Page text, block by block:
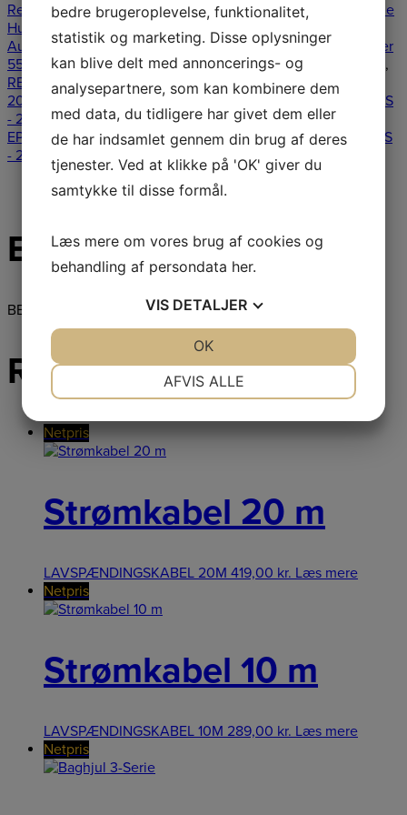
Reservedele Husqvarna Automower 550 - 2018
Reservedele
Husqvarna Automower 550 - 2019
Reservedele Husqvarna
Automower 550 - 2020 ,Reservedele Husqvarna Automower
550 - 2021,Reservedele Husqvarna Automower 550 - 2022 ,
RESERVEDELE HUSQVARNA AUTOMOWER 550 EPOS -
2021
RESERVEDELE HUSQVARNA AUTOMOWER 550 EPOS
- 2022
,RESERVEDELE HUSQVARNA AUTOMOWER 550
EPOS - 2023, Reservedele Husqvarna Automower 550 EPOS
- 2024
Tags: Bælg , reservedel
Beskrivelse
Beskrivelse
BELLOWS
Relaterede varer
Netpris
Strømkabel 20 m
LAVSPÆNDINGSKABEL 20M 419,00 kr. Læs mere
Netpris
Strømkabel 10 m
LAVSPÆNDINGSKABEL 10M 289,00 kr. Læs mere
Netpris
bedre brugeroplevelse, funktionalitet,
statistik og marketing. Disse oplysninger
kan blive delt med annoncerings- og
analysepartnere, som kan kombinere dem
med data, du tidligere har givet dem eller
de har indsamlet gennem din brug af deres
tjenester. Ved at klikke på 'OK' giver du
samtykke til disse formål.
Læs mere om vores brug af cookies og
behandling af persondata her.
VIS DETALJER
AFVIS ALLE
OK